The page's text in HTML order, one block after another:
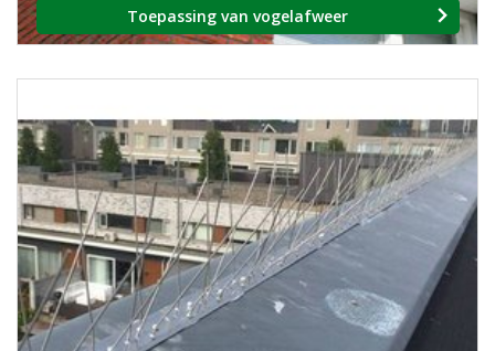
Toepassing van vogelafweer